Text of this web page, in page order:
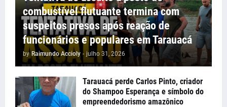
combustível flutuante termina com
suspeitos presos após reação de
funcionários e populares em Tarauacá
by Raimundo Accioly - julho 31, 2026
Tarauacá perde Carlos Pinto, criador
do Shampoo Esperança e símbolo do
empreendedorismo amazônico